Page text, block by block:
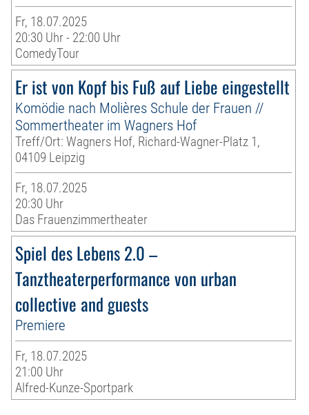
Fr, 18.07.2025
20:30 Uhr - 22:00 Uhr
ComedyTour
Er ist von Kopf bis Fuß auf Liebe eingestellt
Komödie nach Molières Schule der Frauen //
Sommertheater im Wagners Hof
Treff/Ort: Wagners Hof, Richard-Wagner-Platz 1,
04109 Leipzig
Fr, 18.07.2025
20:30 Uhr
Das Frauenzimmertheater
Spiel des Lebens 2.0 –
Tanztheaterperformance von urban
collective and guests
Premiere
Fr, 18.07.2025
21:00 Uhr
Alfred-Kunze-Sportpark